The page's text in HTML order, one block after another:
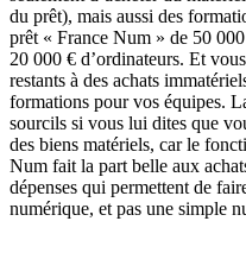
du prêt), mais aussi des
prêt « France Num » de 50
20 000 € d’ordinateurs. Et
restants à des achats
formations pour vos équipes.
sourcils si vous lui dites que
des biens matériels, car le
Num fait la part belle aux
dépenses qui permettent de
numérique, et pas une simple